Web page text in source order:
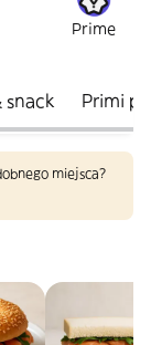
Prime
snack Primi
miejsca?